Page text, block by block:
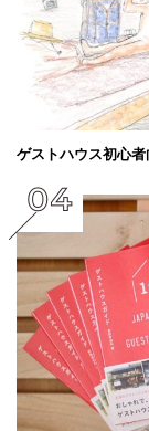
ゲストハウス初心